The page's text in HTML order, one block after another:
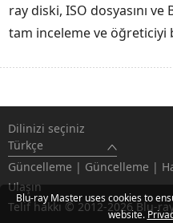
ray diski, ISO dosyasını
tam inceleme ve
Güncelleme | Güncelleme |
Ulaşın
Telif hakkı © 2012-2026 Blu-
Dilinizi seçiniz
Türkçe
Blu-ray Master uses cookies to
website.